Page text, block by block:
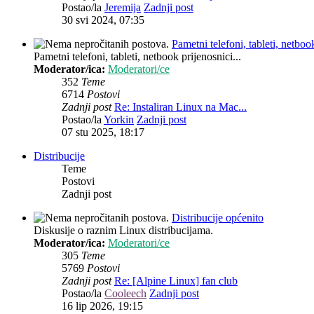
Postao/la Jeremija Zadnji post
30 svi 2024, 07:35
Pametni telefoni, tableti,
Pametni telefoni, tableti, netbook prijenosnici...
Moderator/ica: Moderatori/ce
352 Teme
6714 Postovi
Zadnji post Re: Instaliran Linux na Mac...
Postao/laYorkin Zadnji post
07 stu 2025, 18:17
Distribucije
Teme
Postovi
Zadnji post
Distribucije općenito
Diskusije o raznim Linux distribucijama.
Moderator/ica: Moderatori/ce
305 Teme
5769 Postovi
Zadnji post Re: [Alpine Linux] fan club
Postao/la Cooleech Zadnji post
16 lip 2026, 19:15